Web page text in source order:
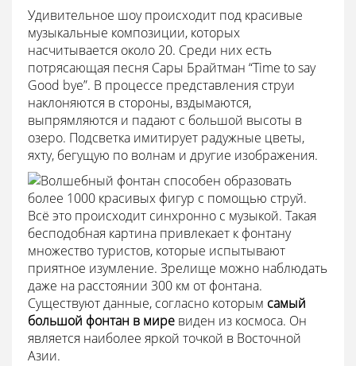
Удивительное шоу происходит под красивые
музыкальные композиции, которых
насчитывается около 20. Среди них есть
потрясающая песня Сары Брайтман “Тime to say
Good bye”. В процессе представления струи
наклоняются в стороны, вздымаются,
выпрямляются и падают с большой высоты в
озеро. Подсветка имитирует радужные цветы,
яхту, бегущую по волнам и другие изображения.
Волшебный фонтан способен образовать
более 1000 красивых фигур с помощью струй.
Всё это происходит синхронно с музыкой. Такая
бесподобная картина привлекает к фонтану
множество туристов, которые испытывают
приятное изумление. Зрелище можно наблюдать
даже на расстоянии 300 км от фонтана.
Существуют данные, согласно которым самый
большой фонтан в мире виден из космоса. Он
является наиболее яркой точкой в Восточной
Азии.